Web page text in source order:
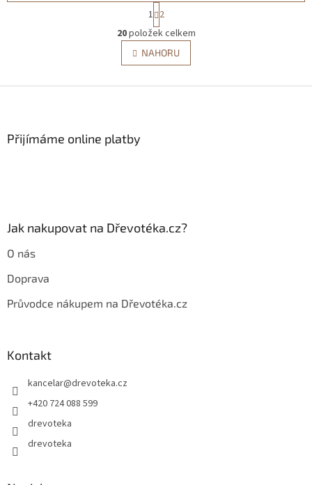
O
v
l
á
p
S
t
r
á
n
k
v
1 2
20položek celkem
NAHORU
Přijímáme online platby
Jak nakupovat na Dřevotéka.cz?
O nás
Doprava
Průvodce nákupem na Dřevotéka.cz
Kontakt
kancelar@drevoteka.cz
+420 724 088 599
drevoteka
drevoteka